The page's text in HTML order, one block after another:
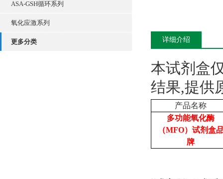
ASA-GSH循环系列
氧化应激系列
更多分类 详细介绍
本试剂盒
结果,提供
产品名称
多功能氧化酶
（MFO）试剂盒
牌